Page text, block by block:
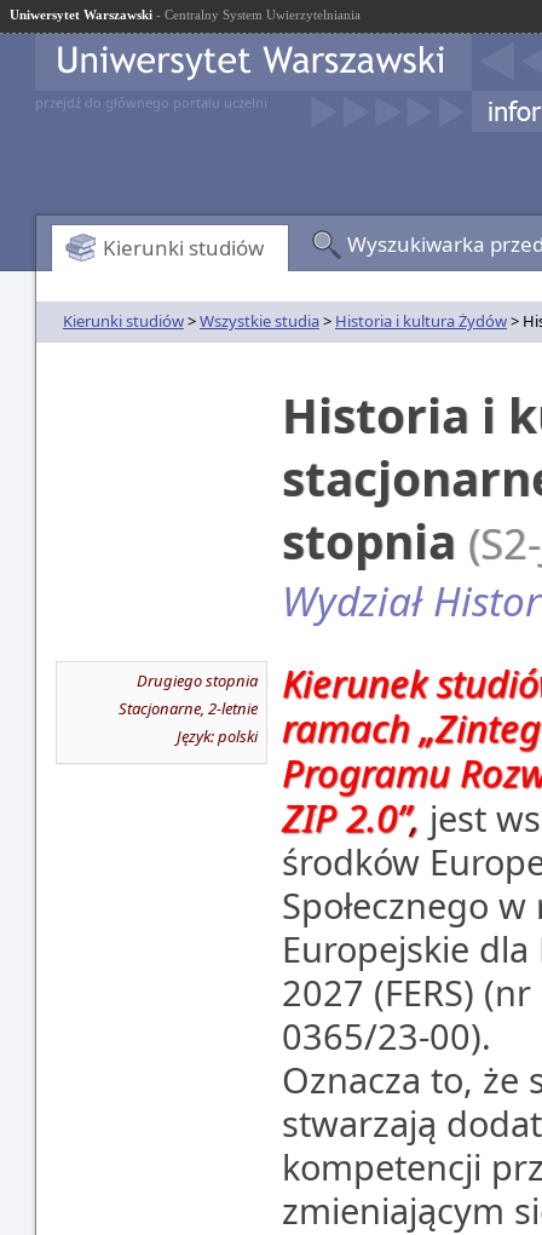
Uniwersytet Warszawski - Centralny System Uwierzytelniania
przejdź do głównego portalu uczelni
Kierunki studiów Wyszukiwarka
Kierunki studiów>Wszystkie studia> Historia i kultura Żydów>
Historia i
stopnia
Wydział
Drugiego stopnia
Stacjonarne, 2-letnie
Język: polski
Kierunek
ramach
Programu
ZIP 2.0”, jest
środków
Społecznego
Europejskie dla
2027 (FERS)
0365/23-00).
Oznacza to,
stwarzają
kompetencji
zmieniającym